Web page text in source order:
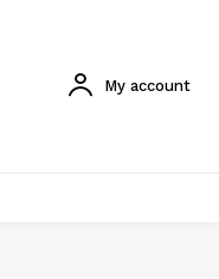
My account